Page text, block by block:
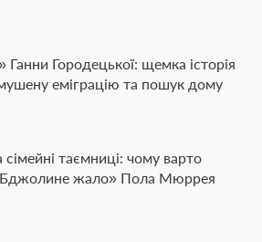
Ганни Городецької: щемка історія
еміграцію та пошук дому
сімейні таємниці: чому варто
жало» Пола Мюррея